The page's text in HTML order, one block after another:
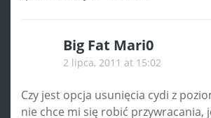
Big Fat Mari0
2 lipca, 2011 at 15:02
Czy jest opcja usunięcia cydi z
nie chce mi się robić przywracania,